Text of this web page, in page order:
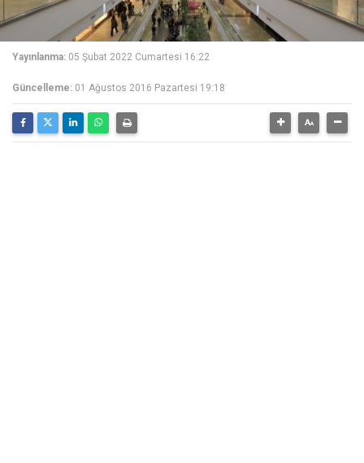
Yayınlanma: 05 Şubat 2022 Cumartesi 16:22
Güncelleme: 01 Ağustos 2016 Pazartesi 19:18